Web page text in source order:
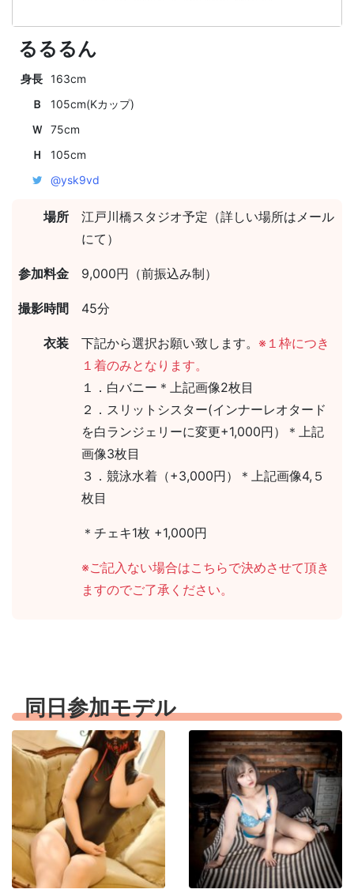
るるるん
身長 163cm
Ｂ
105cm(Kカップ)
Ｗ
75cm
Ｈ
105cm
@ysk9vd
場所
江戸川橋スタジオ予定（詳しい場所はメール
にて）
参加料金 9,000円（前振込み制）
撮影時間 45分
衣装 下記から選択お願い致します。 ※１枠につき
１着のみとなります。
１．白バニー＊上記画像2枚目
２．スリットシスター(インナーレオタード
を白ランジェリーに変更+1,000円）＊上記
画像3枚目
３．競泳水着（+3,000円）＊上記画像4,５
枚目
＊チェキ1枚 +1,000円
※ご記入ない場合はこちらで決めさせて頂き
ますのでご了承ください。
同日参加モデル